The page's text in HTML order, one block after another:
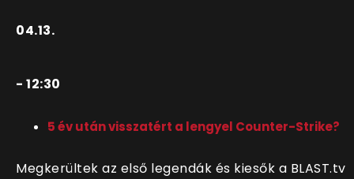
04.13.
- 12:30
5 év után visszatért a lengyel Counter-Strike?
Megkerültek az első legendák és kiesők a BLAST.tv